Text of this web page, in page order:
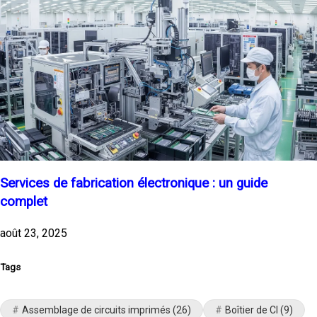
Services de fabrication électronique : un guide
complet
août 23, 2025
Tags
Assemblage de circuits imprimés (26) Boîtier de CI (9)